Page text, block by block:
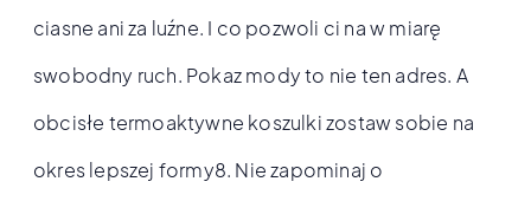
ciasne ani za luźne. I co pozwoli ci na w miarę
swobodny ruch. Pokaz mody to nie ten adres. A
obcisłe termoaktywne koszulki zostaw sobie na
okres lepszej formy8. Nie zapominaj o